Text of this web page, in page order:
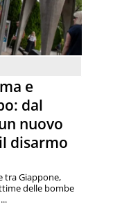
e
dal
nuovo
disarmo
tra Giappone,
delle bombe